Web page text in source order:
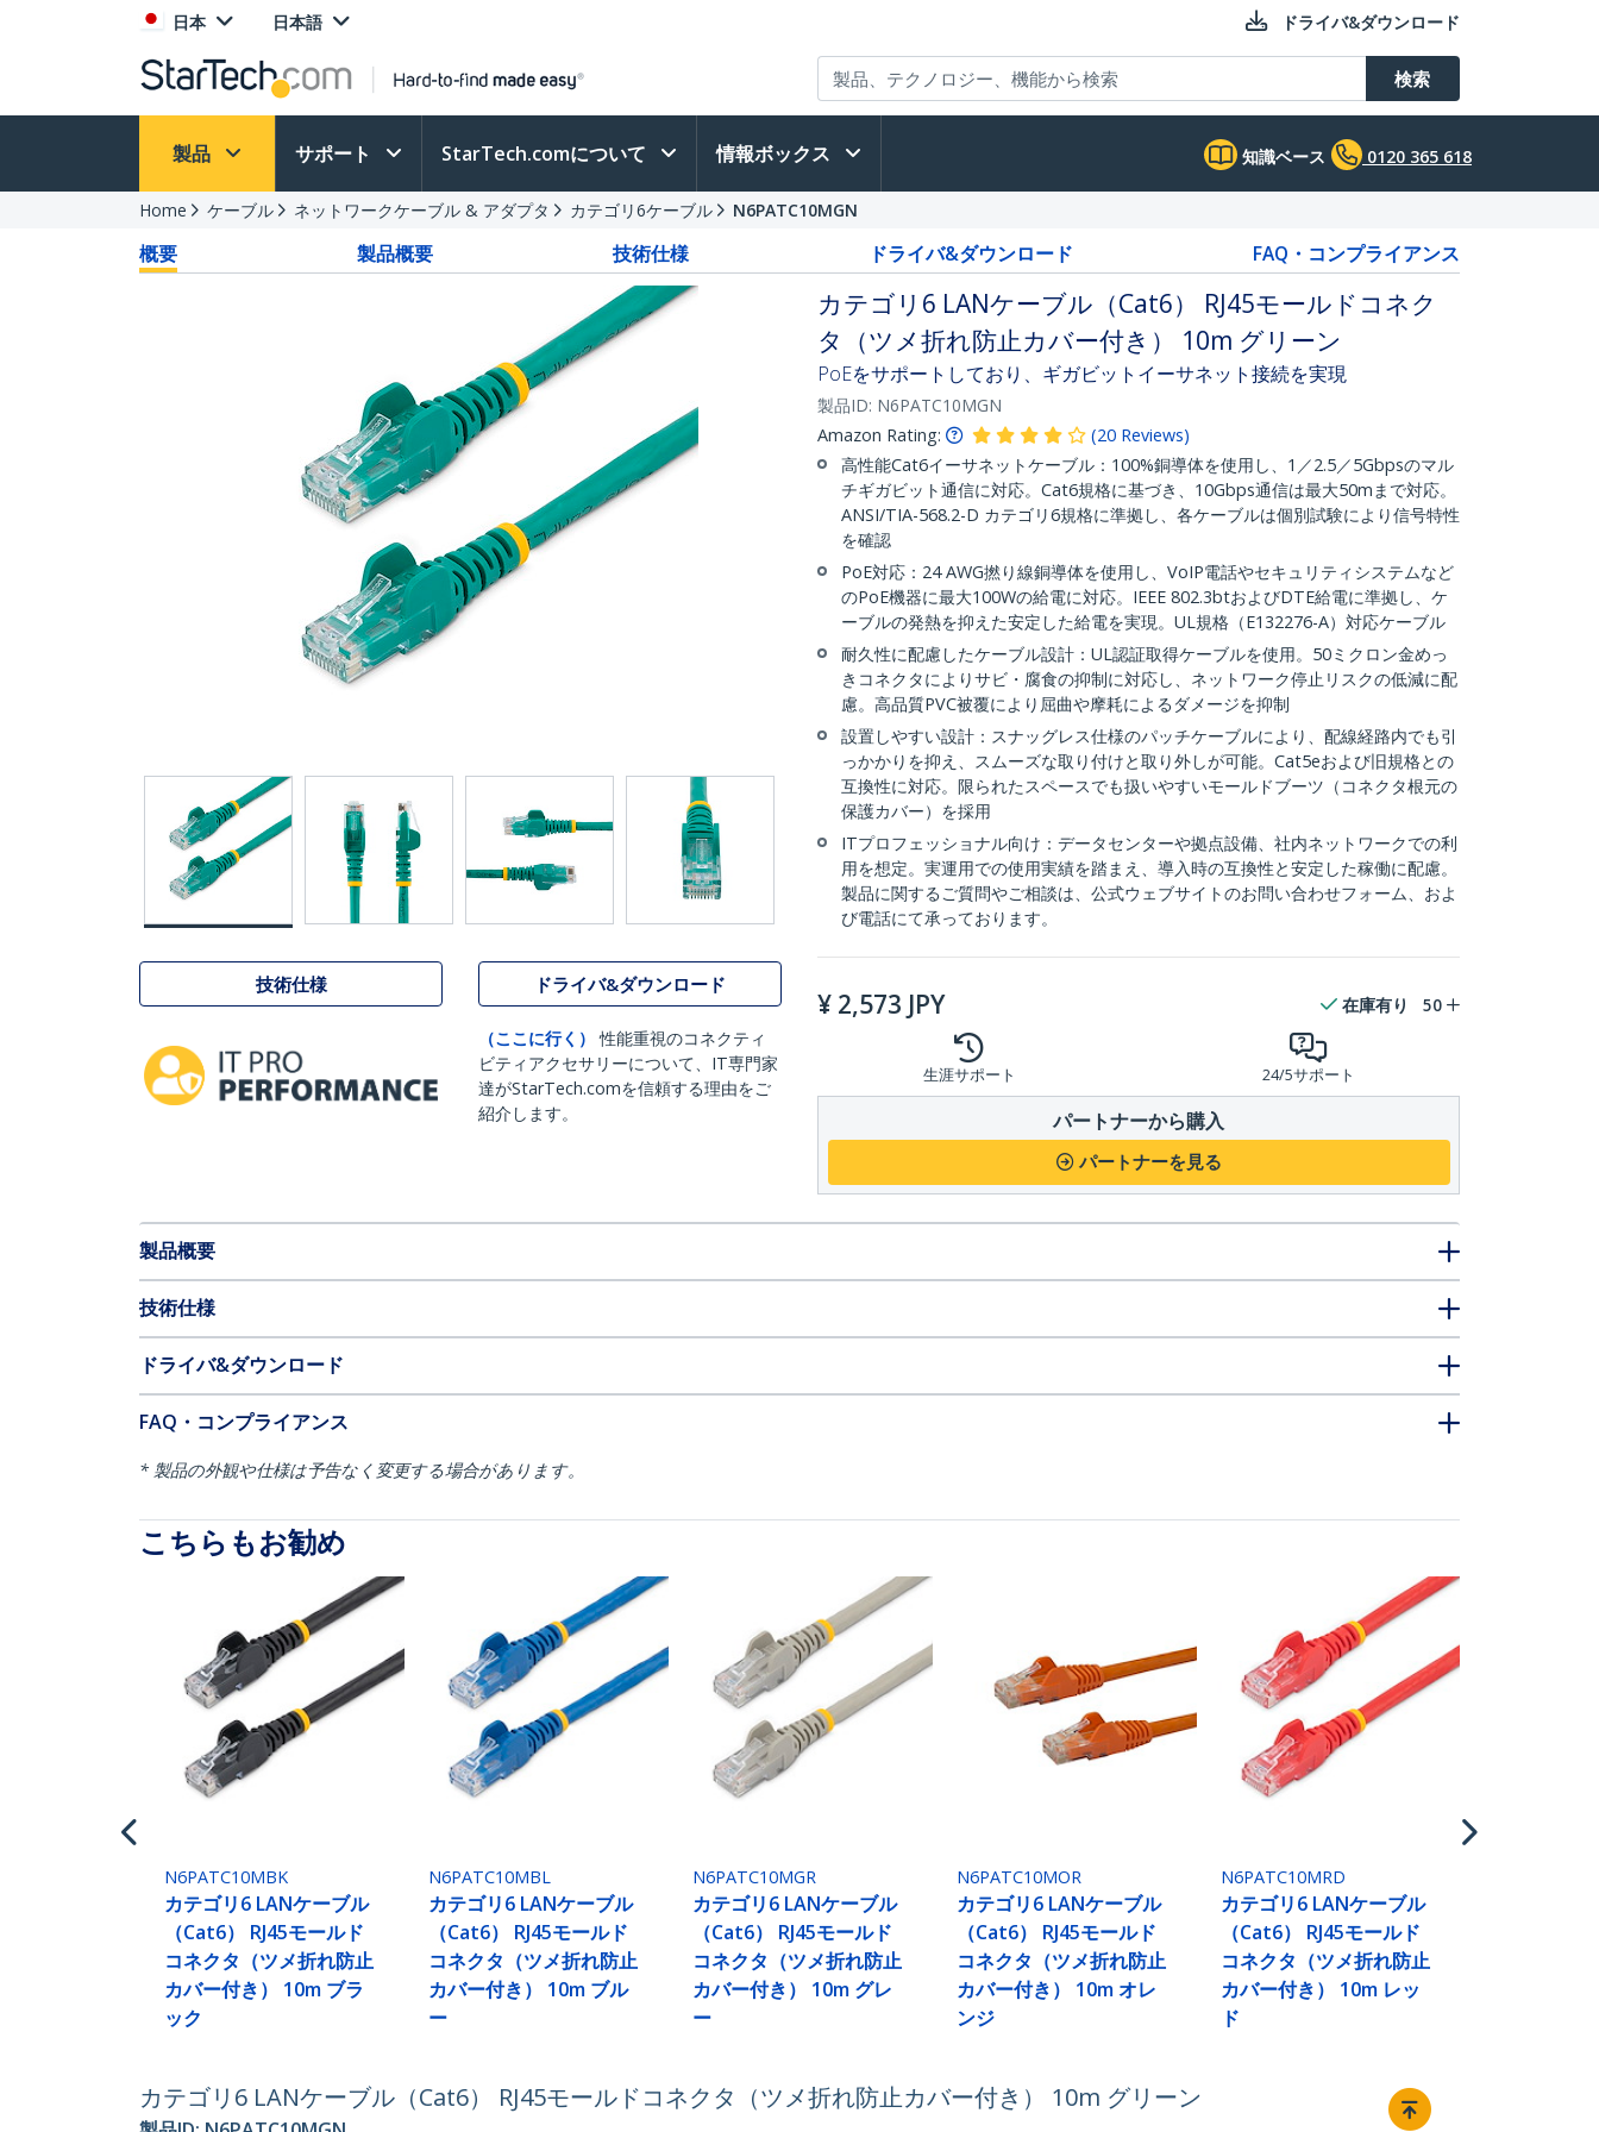
日本 日本語 ドライバ&ダウンロード
検索
製品 サポート StarTech.comについて 情報ボックス 知識ベース 0120 365 618
Home ケーブル ネットワークケーブル & アダプタ カテゴリ6ケーブル N6PATC10MGN
概要 製品概要 技術仕様 ドライバ&ダウンロード FAQ・コンプライアンス
技術仕様 ドライバ&ダウンロード
（ここに行く）
性能重視のコネクティ
ビティアクセサリーについて、IT専門家
達がStarTech.comを信頼する理由をご
紹介します。
カテゴリ6 LANケーブル（Cat6） RJ45モールドコネク
タ（ツメ折れ防止カバー付き） 10m グリーン
PoEをサポートしており、ギガビットイーサネット接続を実現
製品ID: N6PATC10MGN
Amazon Rating:
(20 Reviews)
高性能Cat6イーサネットケーブル：100%銅導体を使用し、1／2.5／5Gbpsのマル
チギガビット通信に対応。Cat6規格に基づき、10Gbps通信は最大50mまで対応。
ANSI/TIA-568.2-D カテゴリ6規格に準拠し、各ケーブルは個別試験により信号特性
を確認
PoE対応：24 AWG撚り線銅導体を使用し、VoIP電話やセキュリティシステムなど
のPoE機器に最大100Wの給電に対応。IEEE 802.3btおよびDTE給電に準拠し、ケ
ーブルの発熱を抑えた安定した給電を実現。UL規格（E132276-A）対応ケーブル
耐久性に配慮したケーブル設計：UL認証取得ケーブルを使用。50ミクロン金めっ
きコネクタによりサビ・腐食の抑制に対応し、ネットワーク停止リスクの低減に配
慮。高品質PVC被覆により屈曲や摩耗によるダメージを抑制
設置しやすい設計：スナッグレス仕様のパッチケーブルにより、配線経路内でも引
っかかりを抑え、スムーズな取り付けと取り外しが可能。Cat5eおよび旧規格との
互換性に対応。限られたスペースでも扱いやすいモールドブーツ（コネクタ根元の
保護カバー）を採用
ITプロフェッショナル向け：データセンターや拠点設備、社内ネットワークでの利
用を想定。実運用での使用実績を踏まえ、導入時の互換性と安定した稼働に配慮。
製品に関するご質問やご相談は、公式ウェブサイトのお問い合わせフォーム、およ
び電話にて承っております。
¥ 2,573 JPY 在庫有り 50
生涯サポート 24/5サポート
パートナーから購入
パートナーを見る
製品概要
技術仕様
ドライバ&ダウンロード
FAQ・コンプライアンス
* 製品の外観や仕様は予告なく変更する場合があります。
こちらもお勧め
N6PATC10MBK
カテゴリ6 LANケーブル
（Cat6） RJ45モールド
コネクタ（ツメ折れ防止
カバー付き） 10m ブラ
ック
N6PATC10MBL
カテゴリ6 LANケーブル
（Cat6） RJ45モールド
コネクタ（ツメ折れ防止
カバー付き） 10m ブル
ー
N6PATC10MGR
カテゴリ6 LANケーブル
（Cat6） RJ45モールド
コネクタ（ツメ折れ防止
カバー付き） 10m グレ
ー
N6PATC10MOR
カテゴリ6 LANケーブル
（Cat6） RJ45モールド
コネクタ（ツメ折れ防止
カバー付き） 10m オレ
ンジ
N6PATC10MRD
カテゴリ6 LANケーブル
（Cat6） RJ45モールド
コネクタ（ツメ折れ防止
カバー付き） 10m レッ
ド
カテゴリ6 LANケーブル（Cat6） RJ45モールドコネクタ（ツメ折れ防止カバー付き） 10m グリーン